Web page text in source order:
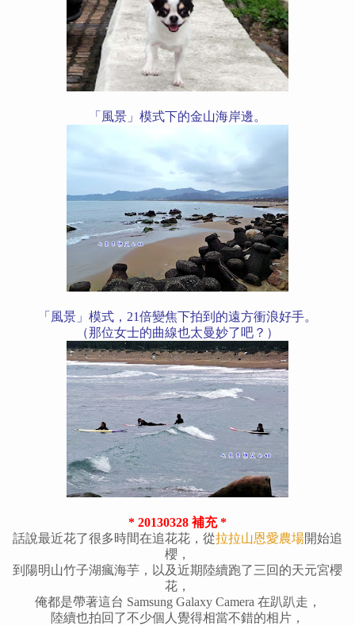
「風景」模式下的金山海岸邊。
「風景」模式，21倍變焦下拍到的遠方衝浪好手。
（那位女士的曲線也太曼妙了吧？）
* 20130328 補充 *
話說最近花了很多時間在追花花，從拉拉山恩愛農場開始追
櫻，
到陽明山竹子湖瘋海芋，以及近期陸續跑了三回的天元宮櫻
花，
俺都是帶著這台 Samsung Galaxy Camera 在趴趴走，
陸續也拍回了不少個人覺得相當不錯的相片，